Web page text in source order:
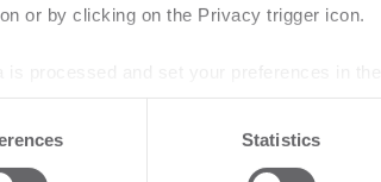
or by clicking on the Privacy trigger icon.
to provide social media features and to
Statistics